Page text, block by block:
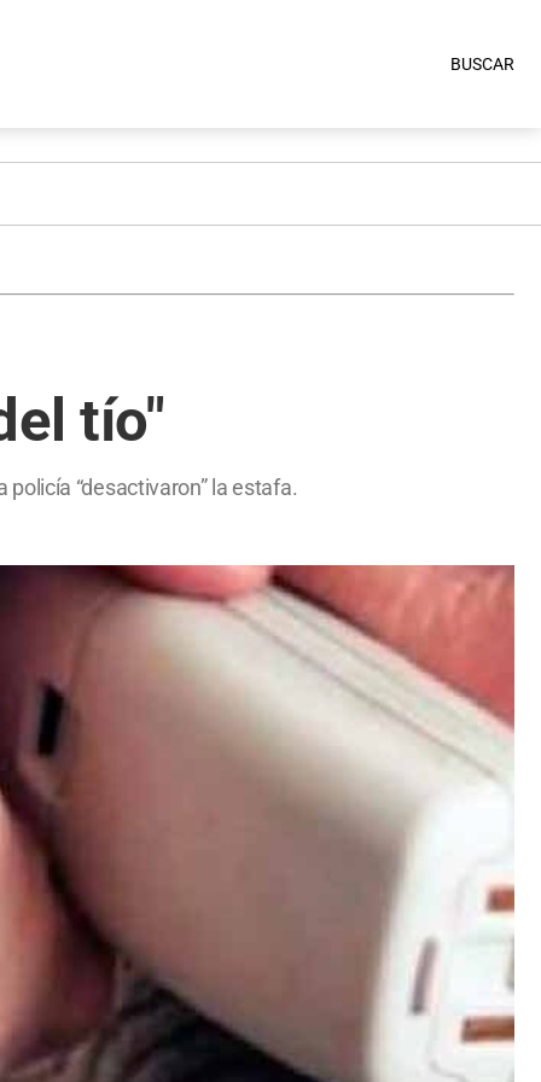
BUSCAR
tío"
“desactivaron” la estafa.